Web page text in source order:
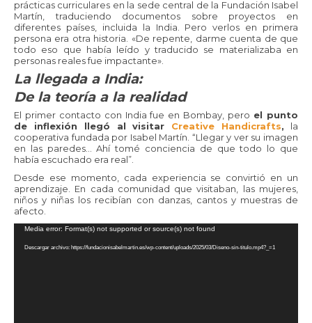
prácticas curriculares en la sede central de la Fundación Isabel
Martín, traduciendo documentos sobre proyectos en
diferentes países, incluida la India. Pero verlos en primera
persona era otra historia. «De repente, darme cuenta de que
todo eso que había leído y traducido se materializaba en
personas reales fue impactante».
La llegada a India:
De la teoría a la realidad
El primer contacto con India fue en Bombay, pero el punto
de inflexión llegó al visitar Creative Handicrafts, la
cooperativa fundada por Isabel Martín. “Llegar y ver su imagen
en las paredes… Ahí tomé conciencia de que todo lo que
había escuchado era real”.
Desde ese momento, cada experiencia se convirtió en un
aprendizaje. En cada comunidad que visitaban, las mujeres,
niños y niñas los recibían con danzas, cantos y muestras de
afecto.
Reproductor
vídeo
Media error: Format(s) not supported or source(s) not found
Descargar archivo: https://fundacionisabelmartin.es/wp-content/uploads/2025/03/Diseno-sin-titulo.mp4?_=1